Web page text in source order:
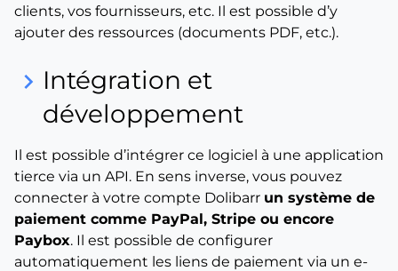
clients, vos fournisseurs, etc. Il est possible d’y
ajouter des ressources (documents PDF, etc.).
keyboard_arrow_right Intégration et
développement
Il est possible d’intégrer ce logiciel à une application
tierce via un API. En sens inverse, vous pouvez
connecter à votre compte Dolibarr un système de
paiement comme PayPal, Stripe ou encore
Paybox. Il est possible de configurer
automatiquement les liens de paiement via un e-